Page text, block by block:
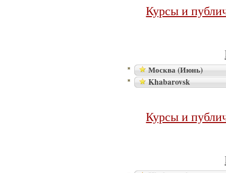
Курсы и
Москва (Июнь)
Khabarovsk
Курсы и